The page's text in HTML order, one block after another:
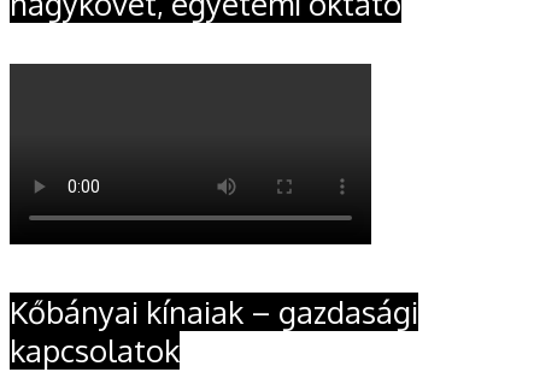
Kőbányai kínaiak – gazdasági
kapcsolatok